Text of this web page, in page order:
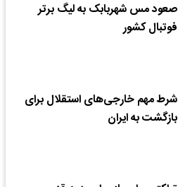
صعود مس شهربابک به لیگ برتر
فوتبال کشور
​شرط مهم خارجی‌های استقلال برای
بازگشت به ایران